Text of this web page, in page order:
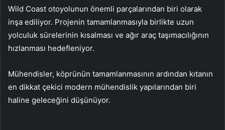
Wild Coast otoyolunun önemli parçalarından biri olarak
inşa ediliyor. Projenin tamamlanmasıyla birlikte uzun
yolculuk sürelerinin kısalması ve ağır araç taşımacılığının
hızlanması hedefleniyor.
Mühendisler, köprünün tamamlanmasının ardından kıtanın
en dikkat çekici modern mühendislik yapılarından biri
haline geleceğini düşünüyor.